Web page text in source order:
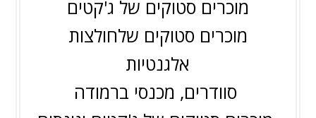
מוכרים סטוקים של ג'קטים
מוכרים סטוקים שלחולצות
אלגנטיות
סוודרים, מכנסי ברמודה